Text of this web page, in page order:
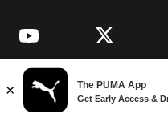
YouTube Twitter